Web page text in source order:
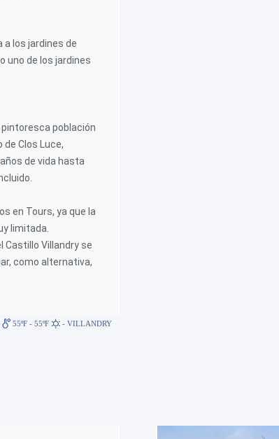
a los jardines de
uno de los jardines
población
de Clos Luce,
de vida hasta
en Tours, ya que la
limitada.
Castillo Villandry se
como alternativa,
55ºF - 55ºF
- VILLANDRY